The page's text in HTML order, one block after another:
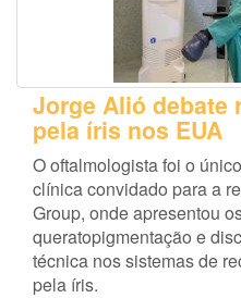
Jorge Alió debate
pela íris nos EUA
O oftalmologista foi o
clínica convidado para a
Group, onde apresentou
queratopigmentação e
técnica nos sistemas de
pela íris.